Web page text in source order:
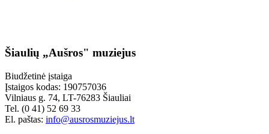
Šiaulių „Aušros" muziejus
Biudžetinė įstaiga
Įstaigos kodas: 190757036
Vilniaus g. 74, LT-76283 Šiauliai
Tel. (0 41) 52 69 33
El. paštas: info@ausrosmuziejus.lt